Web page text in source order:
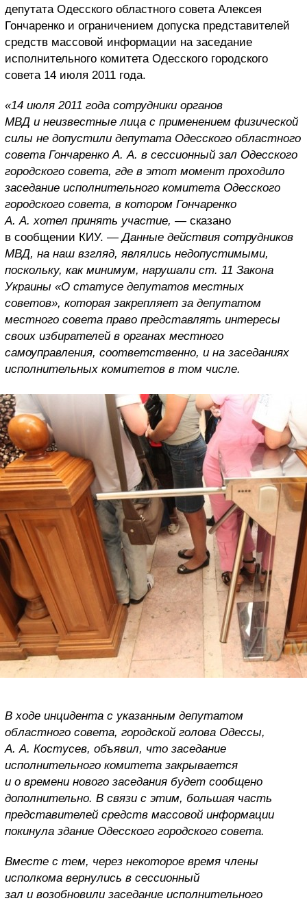
депутата Одесского областного совета Алексея
Гончаренко и ограничением допуска представителей
средств массовой информации на заседание
исполнительного комитета Одесского городского
совета 14 июля 2011 года.
«14 июля 2011 года сотрудники органов
МВД и неизвестные лица с применением физической
силы не допустили депутата Одесского областного
совета Гончаренко А. А. в сессионный зал Одесского
городского совета, где в этот момент проходило
заседание исполнительного комитета Одесского
городского совета, в котором Гончаренко
А. А. хотел принять участие, — сказано
в сообщении КИУ. —Данные действия сотрудников
МВД, на наш взгляд, являлись недопустимыми,
поскольку, как минимум, нарушали ст. 11 Закона
Украины «О статусе депутатов местных
советов», которая закрепляет за депутатом
местного совета право представлять интересы
своих избирателей в органах местного
самоуправления, соответственно, и на заседаниях
исполнительных комитетов в том числе.
В ходе инцидента с указанным депутатом
областного совета, городской голова Одессы,
А. А. Костусев, объявил, что заседание
исполнительного комитета закрывается
и о времени нового заседания будет сообщено
дополнительно. В связи с этим, большая часть
представителей средств массовой информации
покинула здание Одесского городского совета.
Вместе с тем, через некоторое время члены
исполкома вернулись в сессионный
зал и возобновили заседание исполнительного